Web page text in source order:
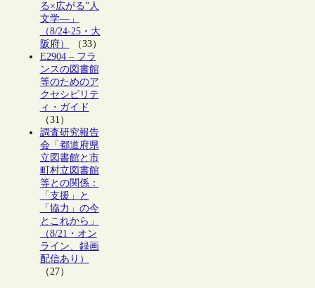
る×広がる”人
文学―」
（8/24-25・大
阪府）
（33）
E2904 – フラ
ンスの図書館
等のためのア
クセシビリテ
ィ・ガイド
（31）
調査研究報告
会「都道府県
立図書館と市
町村立図書館
等との関係：
「支援」と
「協力」の今
とこれから」
（8/21・オン
ライン、録画
配信あり）
（27）